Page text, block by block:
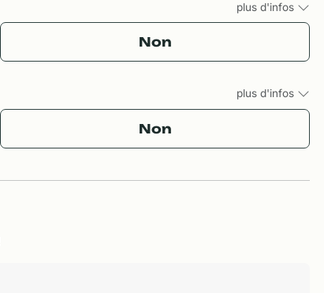
plus d'infos
Non
plus d'infos
Non